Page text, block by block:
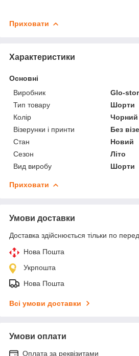
Приховати
Характеристики
Основні
Виробник
Glo-
Тип товару
Шорти
Колір
Чорний
Візерунки і принти
Без
Стан
Новий
Сезон
Літо
Вид виробу
Шорти
Приховати
Умови доставки
Доставка здійснюється тільки по
Нова Пошта
Укрпошта
Нова Пошта
Всі умови доставки
Умови оплати
Оплата за реквізитами